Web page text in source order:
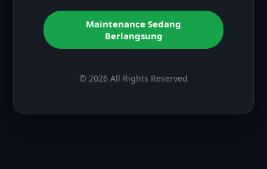
Maintenance Sedang
Berlangsung
© 2026 All Rights Reserved